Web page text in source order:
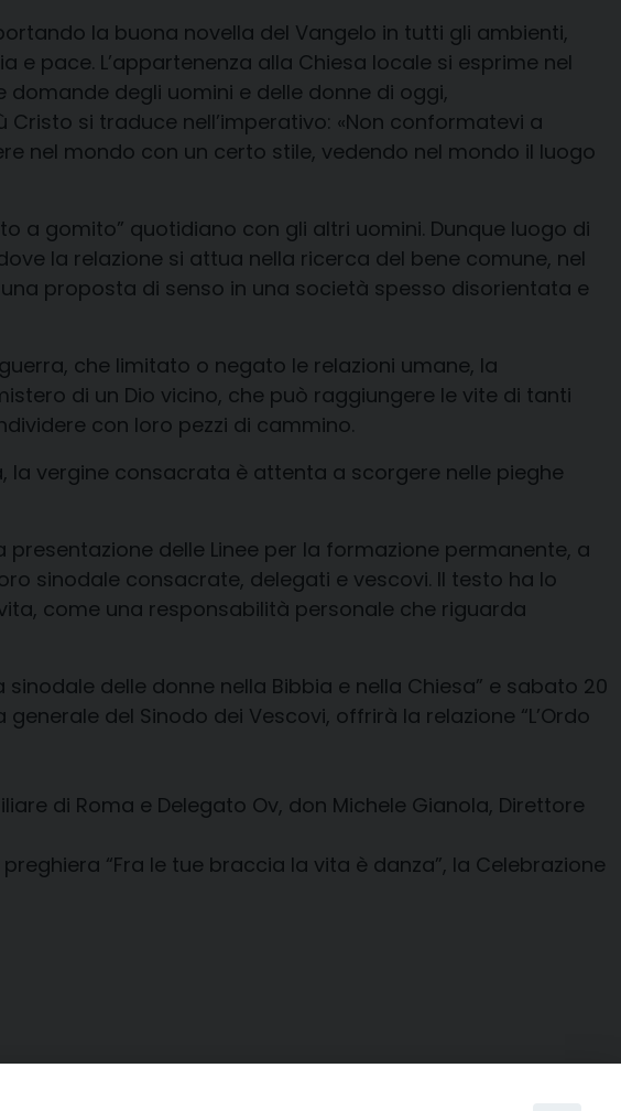
la buona novella del Vangelo in tutti gli ambienti,
e pace. L’appartenenza alla Chiesa locale si esprime nel
domande degli uomini e delle donne di oggi,
si traduce nell’imperativo: «Non conformatevi a
nel mondo con un certo stile, vedendo nel mondo il luogo
a gomito” quotidiano con gli altri uomini. Dunque luogo di
la relazione si attua nella ricerca del bene comune, nel
proposta di senso in una società spesso disorientata e
che limitato o negato le relazioni umane, la
di un Dio vicino, che può raggiungere le vite di tanti
con loro pezzi di cammino.
la vergine consacrata è attenta a scorgere nelle pieghe
presentazione delle Linee per la formazione permanente, a
sinodale consacrate, delegati e vescovi. Il testo ha lo
come una responsabilità personale che riguarda
delle donne nella Bibbia e nella Chiesa” e sabato 20
del Sinodo dei Vescovi, offrirà la relazione “L’Ordo
di Roma e Delegato Ov, don Michele Gianola, Direttore
“Fra le tue braccia la vita è danza”, la Celebrazione